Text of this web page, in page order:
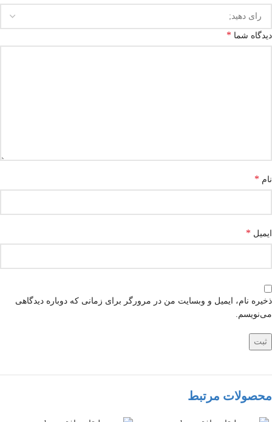
دیدگاه شما *
نام *
ایمیل *
ذخیره نام، ایمیل و وبسایت من در مرورگر برای زمانی که دوباره دیدگاهی
می‌نویسم.
محصولات مرتبط